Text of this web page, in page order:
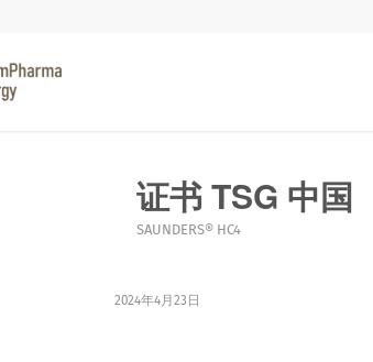
证书 TSG 中国
SAUNDERS® HC4
2024年4月23日